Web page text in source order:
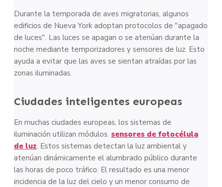
Durante la temporada de aves migratorias, algunos
edificios de Nueva York adoptan protocolos de "apagado
de luces". Las luces se apagan o se atenúan durante la
noche mediante temporizadores y sensores de luz. Esto
ayuda a evitar que las aves se sientan atraídas por las
zonas iluminadas.
Ciudades inteligentes europeas
En muchas ciudades europeas, los sistemas de
iluminación utilizan módulos. sensores de fotocélula
de luz. Estos sistemas detectan la luz ambiental y
atenúan dinámicamente el alumbrado público durante
las horas de poco tráfico. El resultado es una menor
incidencia de la luz del cielo y un menor consumo de